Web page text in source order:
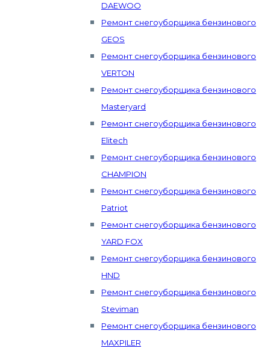
DAEWOO
Ремонт снегоуборщика бензинового
GEOS
Ремонт снегоуборщика бензинового
VERTON
Ремонт снегоуборщика бензинового
Masteryard
Ремонт снегоуборщика бензинового
Elitech
Ремонт снегоуборщика бензинового
CHAMPION
Ремонт снегоуборщика бензинового
Patriot
Ремонт снегоуборщика бензинового
YARD FOX
Ремонт снегоуборщика бензинового
HND
Ремонт снегоуборщика бензинового
Steviman
Ремонт снегоуборщика бензинового
MAXPILER